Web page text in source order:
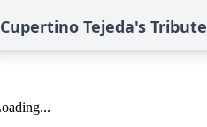
Cupertino Tejeda's Tribute